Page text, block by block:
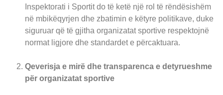
Inspektorati i Sportit do të ketë një rol të rëndësishëm
në mbikëqyrjen dhe zbatimin e këtyre politikave, duke
siguruar që të gjitha organizatat sportive respektojnë
normat ligjore dhe standardet e përcaktuara.
Qeverisja e mirë dhe transparenca e detyrueshme
për organizatat sportive